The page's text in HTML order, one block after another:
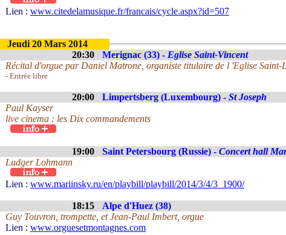
Lien : www.citedelamusique.fr/francais/cycle.aspx?id=507
Jeudi 20 Mars 2014
20:30
Merignac (33) - Eglise Saint-Vincent
Récital d'orgue par Daniel Matrone, organiste titulaire de l 'Eglise Saint-
- Entrée libre
20:00 Limpertsberg (Luxembourg) - St Joseph
Paul Kayser
live cinema : les Dix commandements
19:00 Saint Petersbourg (Russie) - Concert hall
Ludger Lohmann
Lien : www.mariinsky.ru/en/playbill/playbill/2014/3/4/3_1900/
18:15 Alpe d'Huez (38)
Guy Touvron, trompette, et Jean-Paul Imbert, orgue
Lien : www.orguesetmontagnes.com